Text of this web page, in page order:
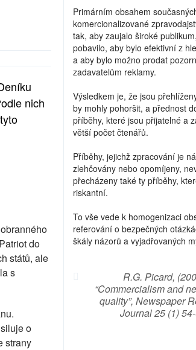
nich
do
států, ale
s
o
strany
Primárním obsahem
komercionalizované
tak, aby zaujalo široké
pobavilo, aby bylo efektivní z
a aby bylo možno prodat
zadavatelům reklamy.
Výsledkem je, že jsou
by mohly pohoršit, a přednost
příběhy, které jsou přijatelné a
větší počet čtenářů.
Příběhy, jejichž zpracování je
zlehčovány nebo opomíjeny,
přecházeny také ty příběhy,
riskantní.
To vše vede k homogenizaci
referování o bezpečných
škály názorů a vyjadřovaných
R.G. Picard,
“Commercialism and
quality”, Newspaper
Journal 25 (1)